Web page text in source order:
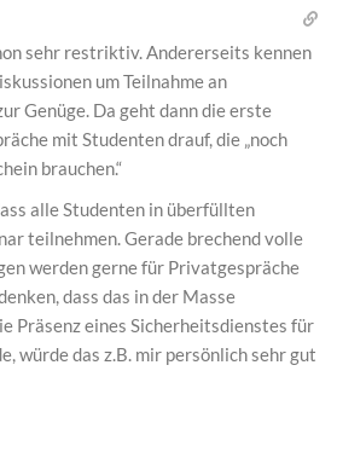
sehr restriktiv. Andererseits kennen
um Teilnahme an
Genüge. Da geht dann die erste
mit Studenten drauf, die „noch
brauchen.“
alle Studenten in überfüllten
teilnehmen. Gerade brechend volle
werden gerne für Privatgespräche
dass das in der Masse
Präsenz eines Sicherheitsdienstes für
würde das z.B. mir persönlich sehr gut